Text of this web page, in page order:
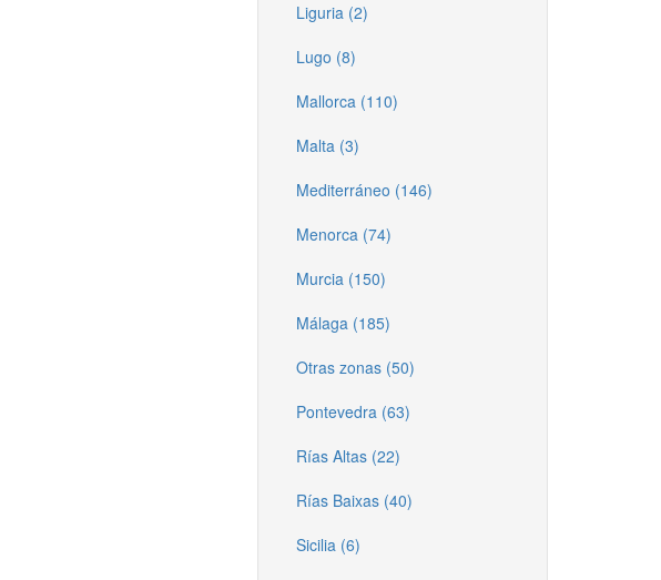
Liguria (2)
Lugo (8)
Mallorca (110)
Malta (3)
Mediterráneo (146)
Menorca (74)
Murcia (150)
Málaga (185)
Otras zonas (50)
Pontevedra (63)
Rías Altas (22)
Rías Baixas (40)
Sicilia (6)